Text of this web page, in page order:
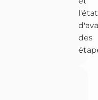
l'état
des